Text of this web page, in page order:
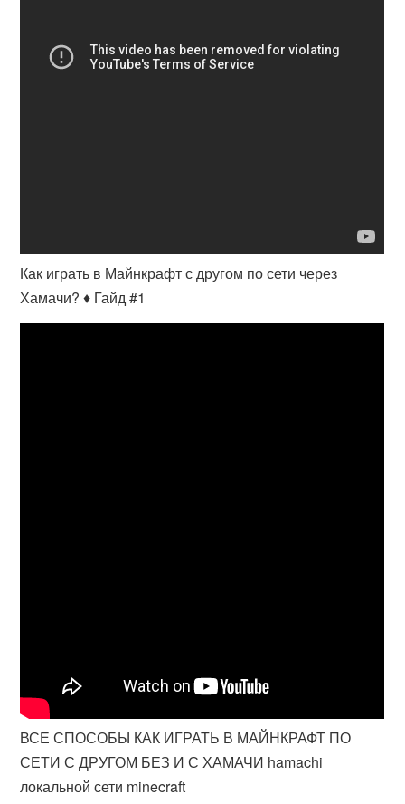
Как играть в Майнкрафт с другом по сети через
Хамачи? ♦ Гайд #1
ВСЕ СПОСОБЫ КАК ИГРАТЬ В МАЙНКРАФТ ПО
СЕТИ С ДРУГОМ БЕЗ И С ХАМАЧИ hamachi
локальной сети minecraft